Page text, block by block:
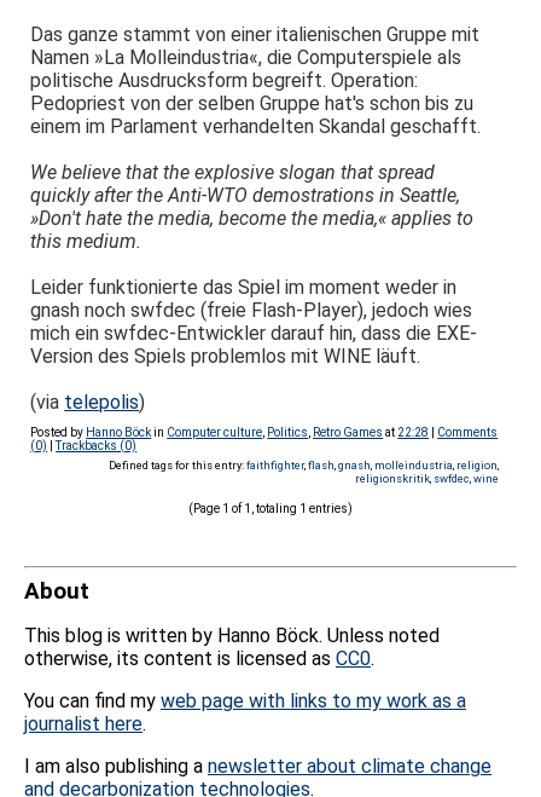
Das ganze stammt von einer italienischen Gruppe mit
Namen »La Molleindustria«, die Computerspiele als
politische Ausdrucksform begreift. Operation:
Pedopriest von der selben Gruppe hat's schon bis zu
einem im Parlament verhandelten Skandal geschafft.
We believe that the explosive slogan that spread
quickly after the Anti-WTO demostrations in Seattle,
»Don't hate the media, become the media,« applies to
this medium.
Leider funktionierte das Spiel im moment weder in
gnash noch swfdec (freie Flash-Player), jedoch wies
mich ein swfdec-Entwickler darauf hin, dass die EXE-
Version des Spiels problemlos mit WINE läuft.
(via telepolis)
Posted by Hanno Böckin Computer culture Politics Retro Games at 22:28
Comments
(0)
|Trackbacks (0)
Defined tags for this entry:faithfighter,flash gnash molleindustria religion
religionskritik, swfdec wine
(Page 1 of 1, totaling 1 entries)
About
This blog is written by Hanno Böck. Unless noted
otherwise, its content is licensed as CC0.
You can find my web page with links to my work as a
journalist here.
I am also publishing a newsletter about climate change
and decarbonization technologies.